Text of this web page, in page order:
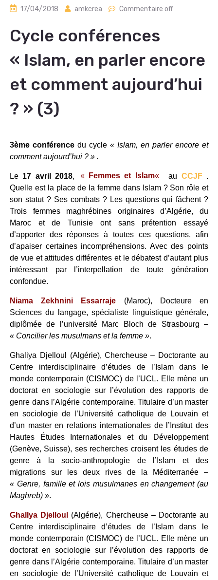
17/04/2018 amkcrea Commentaire off
Cycle conférences
« Islam, en parler encore
et comment aujourd’hui
? » (3)
3ème conférence du cycle « Islam, en parler encore et
comment aujourd’hui ? » .
Le 17 avril 2018, « Femmes et Islam« au CCJF.
Quelle est la place de la femme dans Islam ? Son rôle et
son statut ? Ses combats ? Les questions qui fâchent ?
Trois femmes maghrébines originaires d’Algérie, du
Maroc et de Tunisie ont sans prétention essayé
d’apporter des réponses à toutes ces questions, afin
d’apaiser certaines incompréhensions. Avec des points
de vue et attitudes différentes et le débatest d’autant plus
intéressant par l’interpellation de toute génération
confondue.
Niama Zekhnini Essarraje (Maroc), Docteure en
Sciences du langage, spécialiste linguistique générale,
diplômée de l’université Marc Bloch de Strasbourg –
« Concilier les musulmans et la femme ».
Ghaliya Djelloul (Algérie), Chercheuse – Doctorante au
Centre interdisciplinaire d’études de l’Islam dans le
monde contemporain (CISMOC) de l’UCL. Elle mène un
doctorat en sociologie sur l’évolution des rapports de
genre dans l’Algérie contemporaine. Titulaire d’un master
en sociologie de l’Université catholique de Louvain et
d’un master en relations internationales de l’Institut des
Hautes Études Internationales et du Développement
(Genève, Suisse), ses recherches croisent les études de
genre à la socio-anthropologie de l’Islam et des
migrations sur les deux rives de la Méditerranée –
« Genre, famille et lois musulmanes en changement (au
Maghreb) ».
GhalIya Djelloul (Algérie), Chercheuse – Doctorante au
Centre interdisciplinaire d’études de l’Islam dans le
monde contemporain (CISMOC) de l’UCL. Elle mène un
doctorat en sociologie sur l’évolution des rapports de
genre dans l’Algérie contemporaine. Titulaire d’un master
en sociologie de l’Université catholique de Louvain et